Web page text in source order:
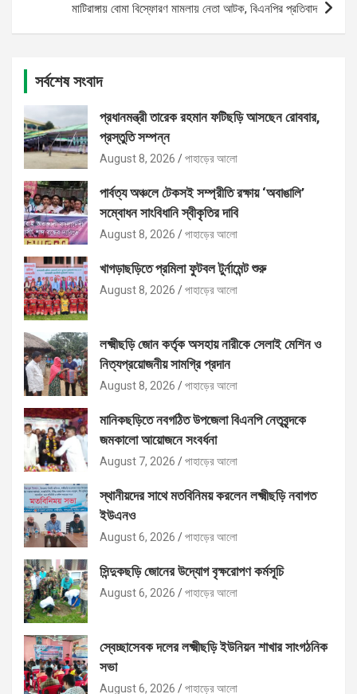
মাটিরাঙ্গায় বোমা বিস্ফোরণ মামলায় নেতা আটক, বিএনপির প্রতিবাদ
সর্বশেষ সংবাদ
প্রধানমন্ত্রী তারেক রহমান ফটিছড়ি আসছেন রোববার,
প্রস্তুতি সম্পন্ন
August 8, 2026 পাহাড়ের আলো
পার্বত্য অঞ্চলে টেকসই সম্প্রীতি রক্ষায় ‘অবাঙালি’
সম্বোধন সাংবিধানি স্বীকৃতির দাবি
August 8, 2026 পাহাড়ের আলো
খাগড়াছড়িতে প্রমিলা ফুটবল টুর্নামেন্ট শুরু
August 8, 2026 পাহাড়ের আলো
লক্ষ্মীছড়ি জোন কর্তৃক অসহায় নারীকে সেলাই মেশিন ও
নিত্যপ্রয়োজনীয় সামগ্রি প্রদান
August 8, 2026 পাহাড়ের আলো
মানিকছড়িতে নবগঠিত উপজেলা বিএনপি নেতৃবৃন্দকে
জমকালো আয়োজনে সংবর্ধনা
August 7, 2026 পাহাড়ের আলো
স্থানীয়দের সাথে মতবিনিময় করলেন লক্ষ্মীছড়ি নবাগত
ইউএনও
August 6, 2026 পাহাড়ের আলো
সিন্দুকছড়ি জোনের উদ্যোগ বৃক্ষরোপণ কর্মসূচি
August 6, 2026 পাহাড়ের আলো
স্বেচ্ছাসেবক দলের লক্ষ্মীছড়ি ইউনিয়ন শাখার সাংগঠনিক
সভা
August 6, 2026 পাহাড়ের আলো